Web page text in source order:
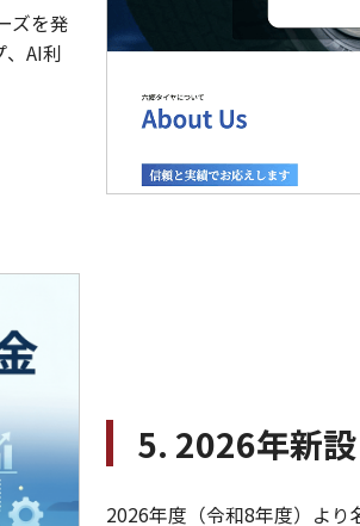
ズを発
AI利
5. 2026年新
2026年度（令和8年度）よ